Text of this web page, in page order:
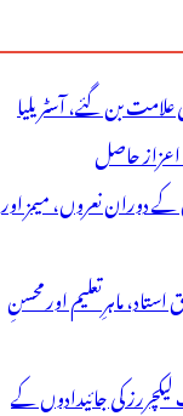
بن گئے، آسٹریلیا
اعزاز حاصل
دوران نعروں، میمز اور
ماہرِتعلیم اور محسنِ
کی جائیدادوں کے